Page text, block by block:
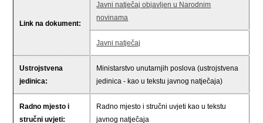
Link na dokument:
Javni natječaj objavljen u Narodnim
novinama
Javni natječaj
Ustrojstvena
jedinica:
Ministarstvo unutarnjih poslova (ustrojstvena
jedinica - kao u tekstu javnog natječaja)
Radno mjesto i
stručni uvjeti:
Radno mjesto i stručni uvjeti kao u tekstu
javnog natječaja